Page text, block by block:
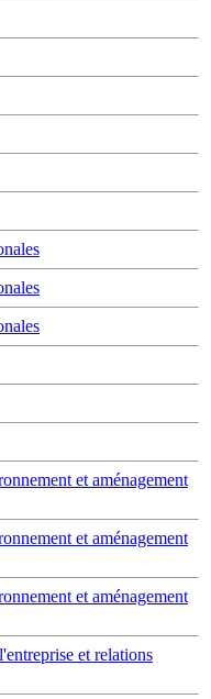
et aménagement
et aménagement
et aménagement
et relations